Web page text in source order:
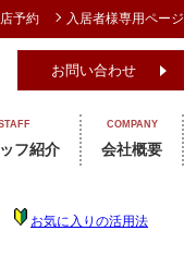
お問い合わせ
フ紹介
COMPANY
会社概要
お気に入りの活用法
予約 入居者様専用ページ